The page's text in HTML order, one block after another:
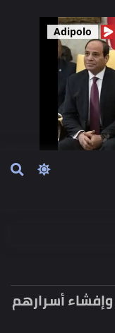
Adipolo
أسرارهم